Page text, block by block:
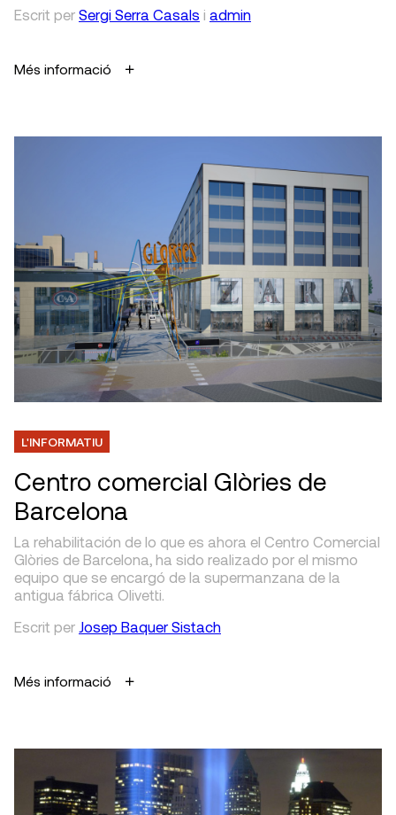
Escrit per Sergi Serra Casals i admin
Més informació
L'INFORMATIU
Centro comercial Glòries de
Barcelona
La rehabilitación de lo que es ahora el Centro Comercial
Glòries de Barcelona, ha sido realizado por el mismo
equipo que se encargó de la supermanzana de la
antigua fábrica Olivetti.
Escrit per Josep Baquer Sistach
Més informació